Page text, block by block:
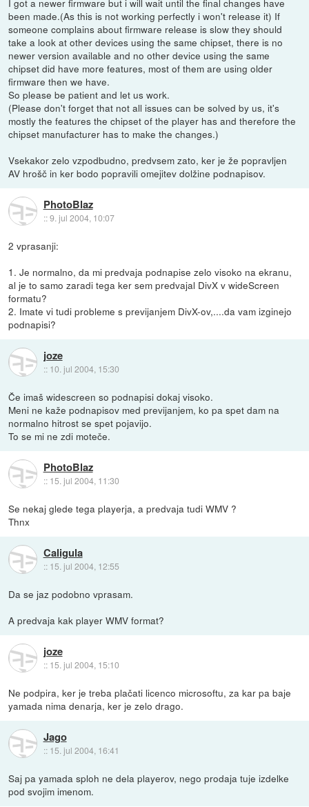
been made.(As this is not working perfectly i won't release it) If
someone complains about firmware release is slow they should
take a look at other devices using the same chipset, there is no
newer version available and no other device using the same
chipset did have more features, most of them are using older
firmware then we have.
So please be patient and let us work.
(Please don't forget that not all issues can be solved by us, it's
mostly the features the chipset of the player has and therefore the
chipset manufacturer has to make the changes.)
Vsekakor zelo vzpodbudno, predvsem zato, ker je že popravljen
AV hrošč in ker bodo popravili omejitev dolžine podnapisov.
PhotoBlaz
::9. jul 2004, 10:07
2 vprasanji:
1. Je normalno, da mi predvaja podnapise zelo visoko na ekranu,
al je to samo zaradi tega ker sem predvajal DivX v wideScreen
formatu?
2. Imate vi tudi probleme s previjanjem DivX-ov,....da vam izginejo
podnapisi?
joze
:: 10. jul 2004, 15:30
Če imaš widescreen so podnapisi dokaj visoko.
Meni ne kaže podnapisov med previjanjem, ko pa spet dam na
normalno hitrost se spet pojavijo.
To se mi ne zdi moteče.
PhotoBlaz
:: 15. jul 2004, 11:30
Se nekaj glede tega playerja, a predvaja tudi WMV ?
Thnx
Caligula
:: 15. jul 2004, 12:55
Da se jaz podobno vprasam.
A predvaja kak player WMV format?
joze
:: 15. jul 2004, 15:10
Ne podpira, ker je treba plačati licenco microsoftu, za kar pa baje
yamada nima denarja, ker je zelo drago.
Jago
:: 15. jul 2004, 16:41
Saj pa yamada sploh ne dela playerov, nego prodaja tuje izdelke
pod svojim imenom.